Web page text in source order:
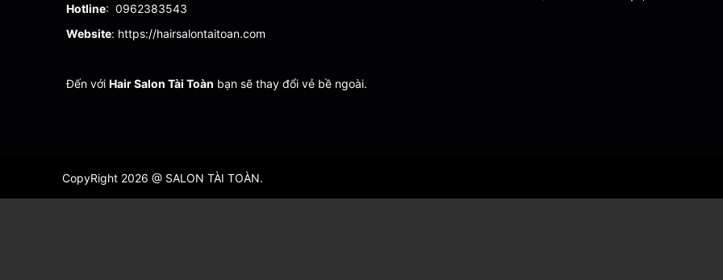
Hotline: 0962383543
Website: https://hairsalontaitoan.com
Đến với Hair Salon Tài Toàn bạn sẽ thay đổi vẻ bề ngoài.
CopyRight 2026 @ SALON TÀI TOÀN.